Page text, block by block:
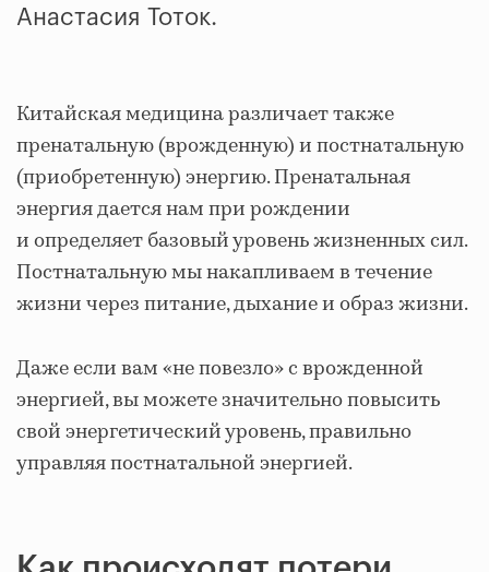
Анастасия Тоток.
Китайская медицина различает также
пренатальную (врожденную) и постнатальную
(приобретенную) энергию. Пренатальная
энергия дается нам при рождении
и определяет базовый уровень жизненных сил.
Постнатальную мы накапливаем в течение
жизни через питание, дыхание и образ жизни.
Даже если вам «не повезло» с врожденной
энергией, вы можете значительно повысить
свой энергетический уровень, правильно
управляя постнатальной энергией.